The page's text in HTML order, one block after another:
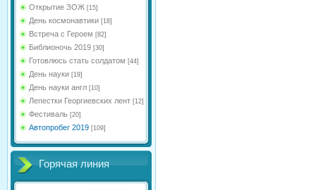
Открытие ЗОЖ [15]
День космонавтики [18]
Встреча с Героем [82]
Библионочь 2019 [30]
Готовлюсь стать солдатом [44]
День науки [19]
День науки англ [10]
Лепестки Георгиевских лент [12]
Фестиваль [20]
Автопробег 2019 [109]
Горячая линия